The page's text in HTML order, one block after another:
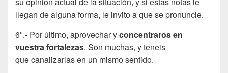
llegan de alguna forma, le invito a que se pronuncie.
6º.- Por último, aprovechar yconcentraros en
vuestra fortalezas. Son muchas, y teneis
que canalizarlas en un mismo sentido.